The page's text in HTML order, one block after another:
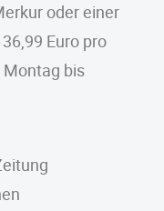
oder einer
Euro pro
bis